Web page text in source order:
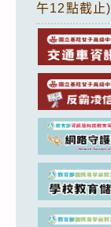
午12點截止)